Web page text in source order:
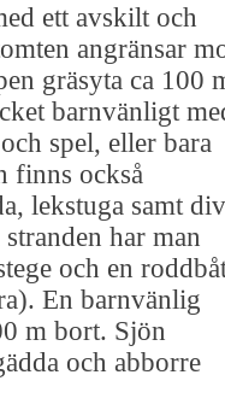
ett avskilt och
angränsar
gräsyta ca 100
barnvänligt
spel, eller bara
finns också
lekstuga samt
har man
och en
En barnvänlig
m bort. Sjön
och abborre